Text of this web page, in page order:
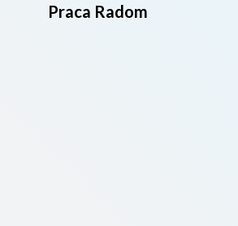
Praca Radom